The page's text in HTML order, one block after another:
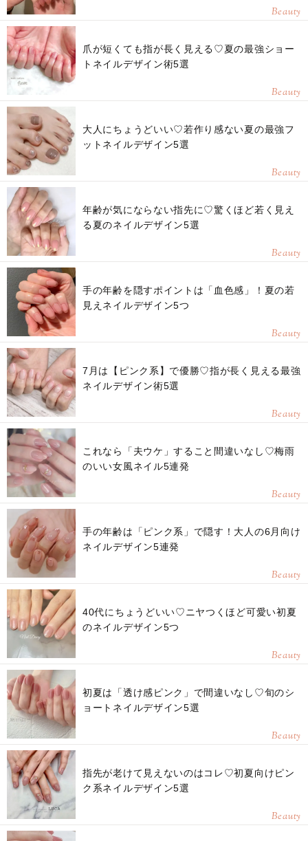
Beauty
爪が短くても指が長く見える♡夏の最強ショー
トネイルデザイン術5選
Beauty
大人にちょうどいい♡若作り感ない夏の最強フ
ットネイルデザイン5選
Beauty
年齢が気にならない指先に♡驚くほど若く見え
る夏のネイルデザイン5選
Beauty
手の年齢を隠すポイントは「血色感」！夏の若
見えネイルデザイン5つ
Beauty
7月は【ピンク系】で優勝♡指が長く見える最強
ネイルデザイン術5選
Beauty
これなら「夫ウケ」すること間違いなし♡梅雨
のいい女風ネイル5連発
Beauty
手の年齢は「ピンク系」で隠す！大人の6月向け
ネイルデザイン5連発
Beauty
40代にちょうどいい♡ニヤつくほど可愛い初夏
のネイルデザイン5つ
Beauty
初夏は「透け感ピンク」で間違いなし♡旬のシ
ョートネイルデザイン5選
Beauty
指先が老けて見えないのはコレ♡初夏向けピン
ク系ネイルデザイン5選
Beauty